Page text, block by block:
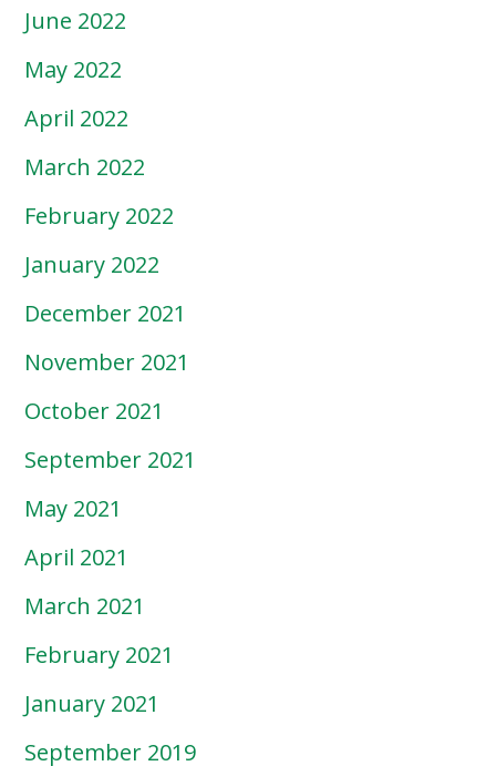
June 2022
May 2022
April 2022
March 2022
February 2022
January 2022
December 2021
November 2021
October 2021
September 2021
May 2021
April 2021
March 2021
February 2021
January 2021
September 2019